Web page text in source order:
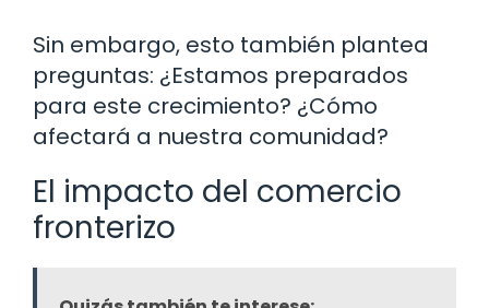
Sin embargo, esto también plantea
preguntas: ¿Estamos preparados
para este crecimiento? ¿Cómo
afectará a nuestra comunidad?
El impacto del comercio
fronterizo